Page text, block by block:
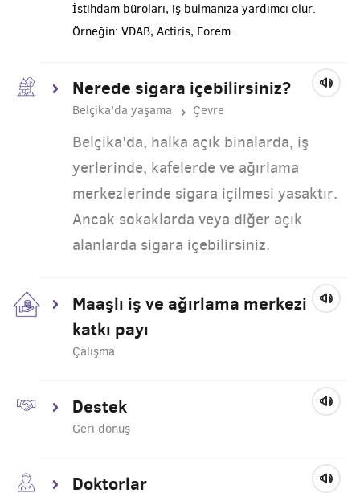
İstihdam büroları, iş bulmanıza yardımcı olur.
Örneğin: VDAB, Actiris, Forem.
Nerede sigara içebilirsiniz?
Belçika’da yaşama Çevre
Belçika'da, halka açık binalarda, iş
yerlerinde, kafelerde ve ağırlama
merkezlerinde sigara içilmesi yasaktır.
Ancak sokaklarda veya diğer açık
alanlarda sigara içebilirsiniz.
Maaşlı iş ve ağırlama merkezi
katkı payı
Çalışma
Destek
Geri dönüş
Doktorlar